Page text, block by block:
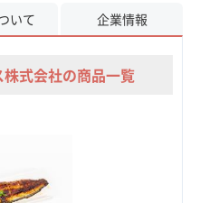
いて 企業情報
式会社の商品一覧